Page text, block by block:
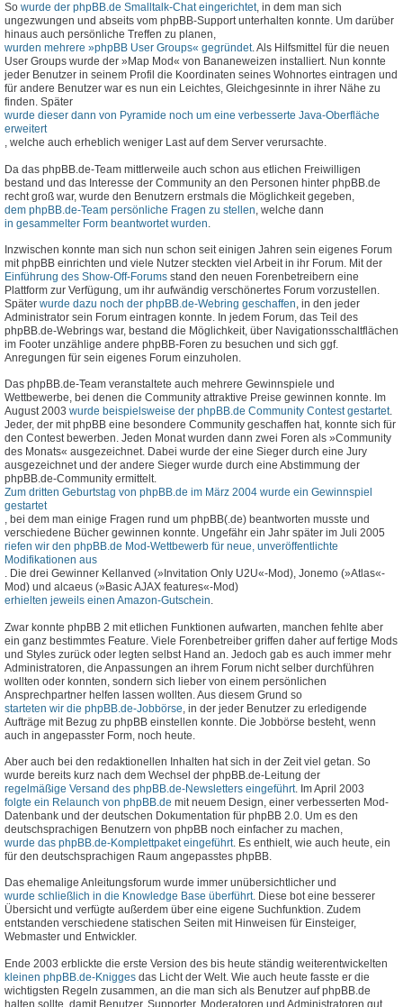
So wurde der phpBB.de Smalltalk-Chat eingerichtet, in dem man sich
ungezwungen und abseits vom phpBB-Support unterhalten konnte. Um darüber
hinaus auch persönliche Treffen zu planen,
wurden mehrere »phpBB User Groups« gegründet. Als Hilfsmittel für die neuen
User Groups wurde der »Map Mod« von Bananeweizen installiert. Nun konnte
jeder Benutzer in seinem Profil die Koordinaten seines Wohnortes eintragen und
für andere Benutzer war es nun ein Leichtes, Gleichgesinnte in ihrer Nähe zu
finden. Später
wurde dieser dann von Pyramide noch um eine verbesserte Java-Oberfläche
erweitert
, welche auch erheblich weniger Last auf dem Server verursachte.
Da das phpBB.de-Team mittlerweile auch schon aus etlichen Freiwilligen
bestand und das Interesse der Community an den Personen hinter phpBB.de
recht groß war, wurde den Benutzern erstmals die Möglichkeit gegeben,
dem phpBB.de-Team persönliche Fragen zu stellen , welche dann
in gesammelter Form beantwortet wurden
Inzwischen konnte man sich nun schon seit einigen Jahren sein eigenes Forum
mit phpBB einrichten und viele Nutzer steckten viel Arbeit in ihr Forum. Mit der
Einführung des Show-Off-Forums stand den neuen Forenbetreibern eine
Plattform zur Verfügung, um ihr aufwändig verschönertes Forum vorzustellen.
Später wurde dazu noch der phpBB.de-Webring geschaffen, in den jeder
Administrator sein Forum eintragen konnte. In jedem Forum, das Teil des
phpBB.de-Webrings war, bestand die Möglichkeit, über Navigationsschaltflächen
im Footer unzählige andere phpBB-Foren zu besuchen und sich ggf.
Anregungen für sein eigenes Forum einzuholen.
Das phpBB.de-Team veranstaltete auch mehrere Gewinnspiele und
Wettbewerbe, bei denen die Community attraktive Preise gewinnen konnte. Im
August 2003 wurde beispielsweise der phpBB.de Community Contest gestartet.
Jeder, der mit phpBB eine besondere Community geschaffen hat, konnte sich für
den Contest bewerben. Jeden Monat wurden dann zwei Foren als »Community
des Monats« ausgezeichnet. Dabei wurde der eine Sieger durch eine Jury
ausgezeichnet und der andere Sieger wurde durch eine Abstimmung der
phpBB.de-Community ermittelt.
Zum dritten Geburtstag von phpBB.de im März 2004 wurde ein Gewinnspiel
gestartet
, bei dem man einige Fragen rund um phpBB(.de) beantworten musste und
verschiedene Bücher gewinnen konnte. Ungefähr ein Jahr später im Juli 2005
riefen wir den phpBB.de Mod-Wettbewerb für neue, unveröffentlichte
Modifikationen aus
. Die drei Gewinner Kellanved (»Invitation Only U2U«-Mod), Jonemo (»Atlas«-
Mod) und alcaeus (»Basic AJAX features«-Mod)
erhielten jeweils einen Amazon-Gutschein.
Zwar konnte phpBB 2 mit etlichen Funktionen aufwarten, manchen fehlte aber
ein ganz bestimmtes Feature. Viele Forenbetreiber griffen daher auf fertige Mods
und Styles zurück oder legten selbst Hand an. Jedoch gab es auch immer mehr
Administratoren, die Anpassungen an ihrem Forum nicht selber durchführen
wollten oder konnten, sondern sich lieber von einem persönlichen
Ansprechpartner helfen lassen wollten. Aus diesem Grund so
starteten wir die phpBB.de-Jobbörse , in der jeder Benutzer zu erledigende
Aufträge mit Bezug zu phpBB einstellen konnte. Die Jobbörse besteht, wenn
auch in angepasster Form, noch heute.
Aber auch bei den redaktionellen Inhalten hat sich in der Zeit viel getan. So
wurde bereits kurz nach dem Wechsel der phpBB.de-Leitung der
regelmäßige Versand des phpBB.de-Newsletters eingeführt. Im April 2003
folgte ein Relaunch von phpBB.de mit neuem Design, einer verbesserten Mod-
Datenbank und der deutschen Dokumentation für phpBB 2.0. Um es den
deutschsprachigen Benutzern von phpBB noch einfacher zu machen,
wurde das phpBB.de-Komplettpaket eingeführt. Es enthielt, wie auch heute, ein
für den deutschsprachigen Raum angepasstes phpBB.
Das ehemalige Anleitungsforum wurde immer unübersichtlicher und
wurde schließlich in die Knowledge Base überführt. Diese bot eine besserer
Übersicht und verfügte außerdem über eine eigene Suchfunktion. Zudem
entstanden verschiedene statischen Seiten mit Hinweisen für Einsteiger,
Webmaster und Entwickler.
Ende 2003 erblickte die erste Version des bis heute ständig weiterentwickelten
kleinen phpBB.de-Knigges das Licht der Welt. Wie auch heute fasste er die
wichtigsten Regeln zusammen, an die man sich als Benutzer auf phpBB.de
halten sollte, damit Benutzer, Supporter, Moderatoren und Administratoren gut